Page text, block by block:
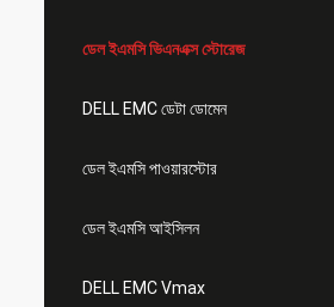
ডেল ইএমসি ভিএনএক্স স্টোরেজ
DELL EMC ডেটা ডোমেন
ডেল ইএমসি পাওয়ারস্টোর
ডেল ইএমসি আইসিলন
DELL EMC Vmax